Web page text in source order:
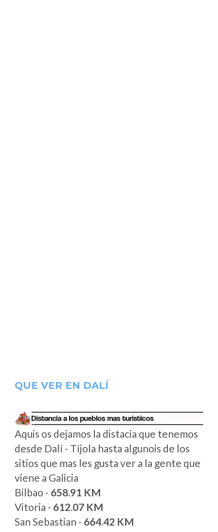
QUE VER EN DALÍ
Aquis os dejamos la distacia que tenemos
desde Dalí - Tíjola hasta algunois de los
sitios que mas les gusta ver a la gente que
viene a Galicia
Bilbao - 658.91 KM
Vitoria - 612.07 KM
San Sebastian - 664.42 KM